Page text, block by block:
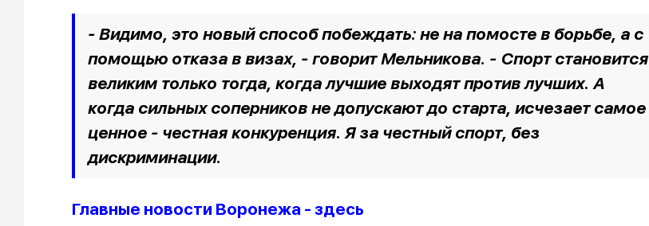
- Видимо, это новый способ побеждать: не на помосте в борьбе, а с
помощью отказа в визах, - говорит Мельникова. - Спорт становится
великим только тогда, когда лучшие выходят против лучших. А
когда сильных соперников не допускают до старта, исчезает самое
ценное - честная конкуренция. Я за честный спорт, без
дискриминации.
Главные новости Воронежа - здесь